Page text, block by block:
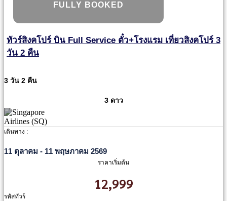
FULLY BOOKED
ทัวร์สิงคโปร์ บิน Full Service ตั๋ว+โรงแรม เที่ยวสิงคโปร์ 3
วัน 2 คืน
3 วัน 2 คืน
3 ดาว
เดินทาง :
11 ตุลาคม - 11 พฤษภาคม 2569
ราคาเริ่มต้น
12,999
รหัสทัวร์